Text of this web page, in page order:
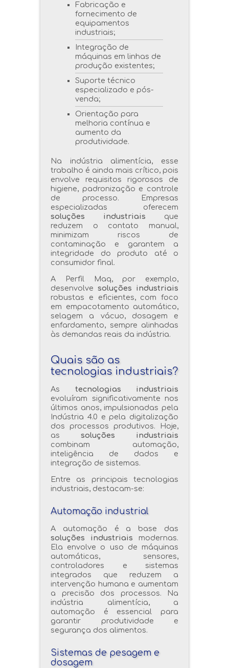
Fabricação e
fornecimento de
equipamentos
industriais;
Integração de
máquinas em linhas de
produção existentes;
Suporte técnico
especializado e pós-
venda;
Orientação para
melhoria contínua e
aumento da
produtividade.
Na indústria alimentícia, esse
trabalho é ainda mais crítico, pois
envolve requisitos rigorosos de
higiene, padronização e controle
de processo. Empresas
especializadas oferecem
soluções industriais que
reduzem o contato manual,
minimizam riscos de
contaminação e garantem a
integridade do produto até o
consumidor final.
A Perfil Maq, por exemplo,
desenvolve soluções industriais
robustas e eficientes, com foco
em empacotamento automático,
selagem a vácuo, dosagem e
enfardamento, sempre alinhadas
às demandas reais da indústria.
Quais são as
tecnologias industriais?
As tecnologias industriais
evoluíram significativamente nos
últimos anos, impulsionadas pela
Indústria 4.0 e pela digitalização
dos processos produtivos. Hoje,
as soluções industriais
combinam automação,
inteligência de dados e
integração de sistemas.
Entre as principais tecnologias
industriais, destacam-se:
Automação industrial
A automação é a base das
soluções industriais modernas.
Ela envolve o uso de máquinas
automáticas, sensores,
controladores e sistemas
integrados que reduzem a
intervenção humana e aumentam
a precisão dos processos. Na
indústria alimentícia, a
automação é essencial para
garantir produtividade e
segurança dos alimentos.
Sistemas de pesagem e
dosagem